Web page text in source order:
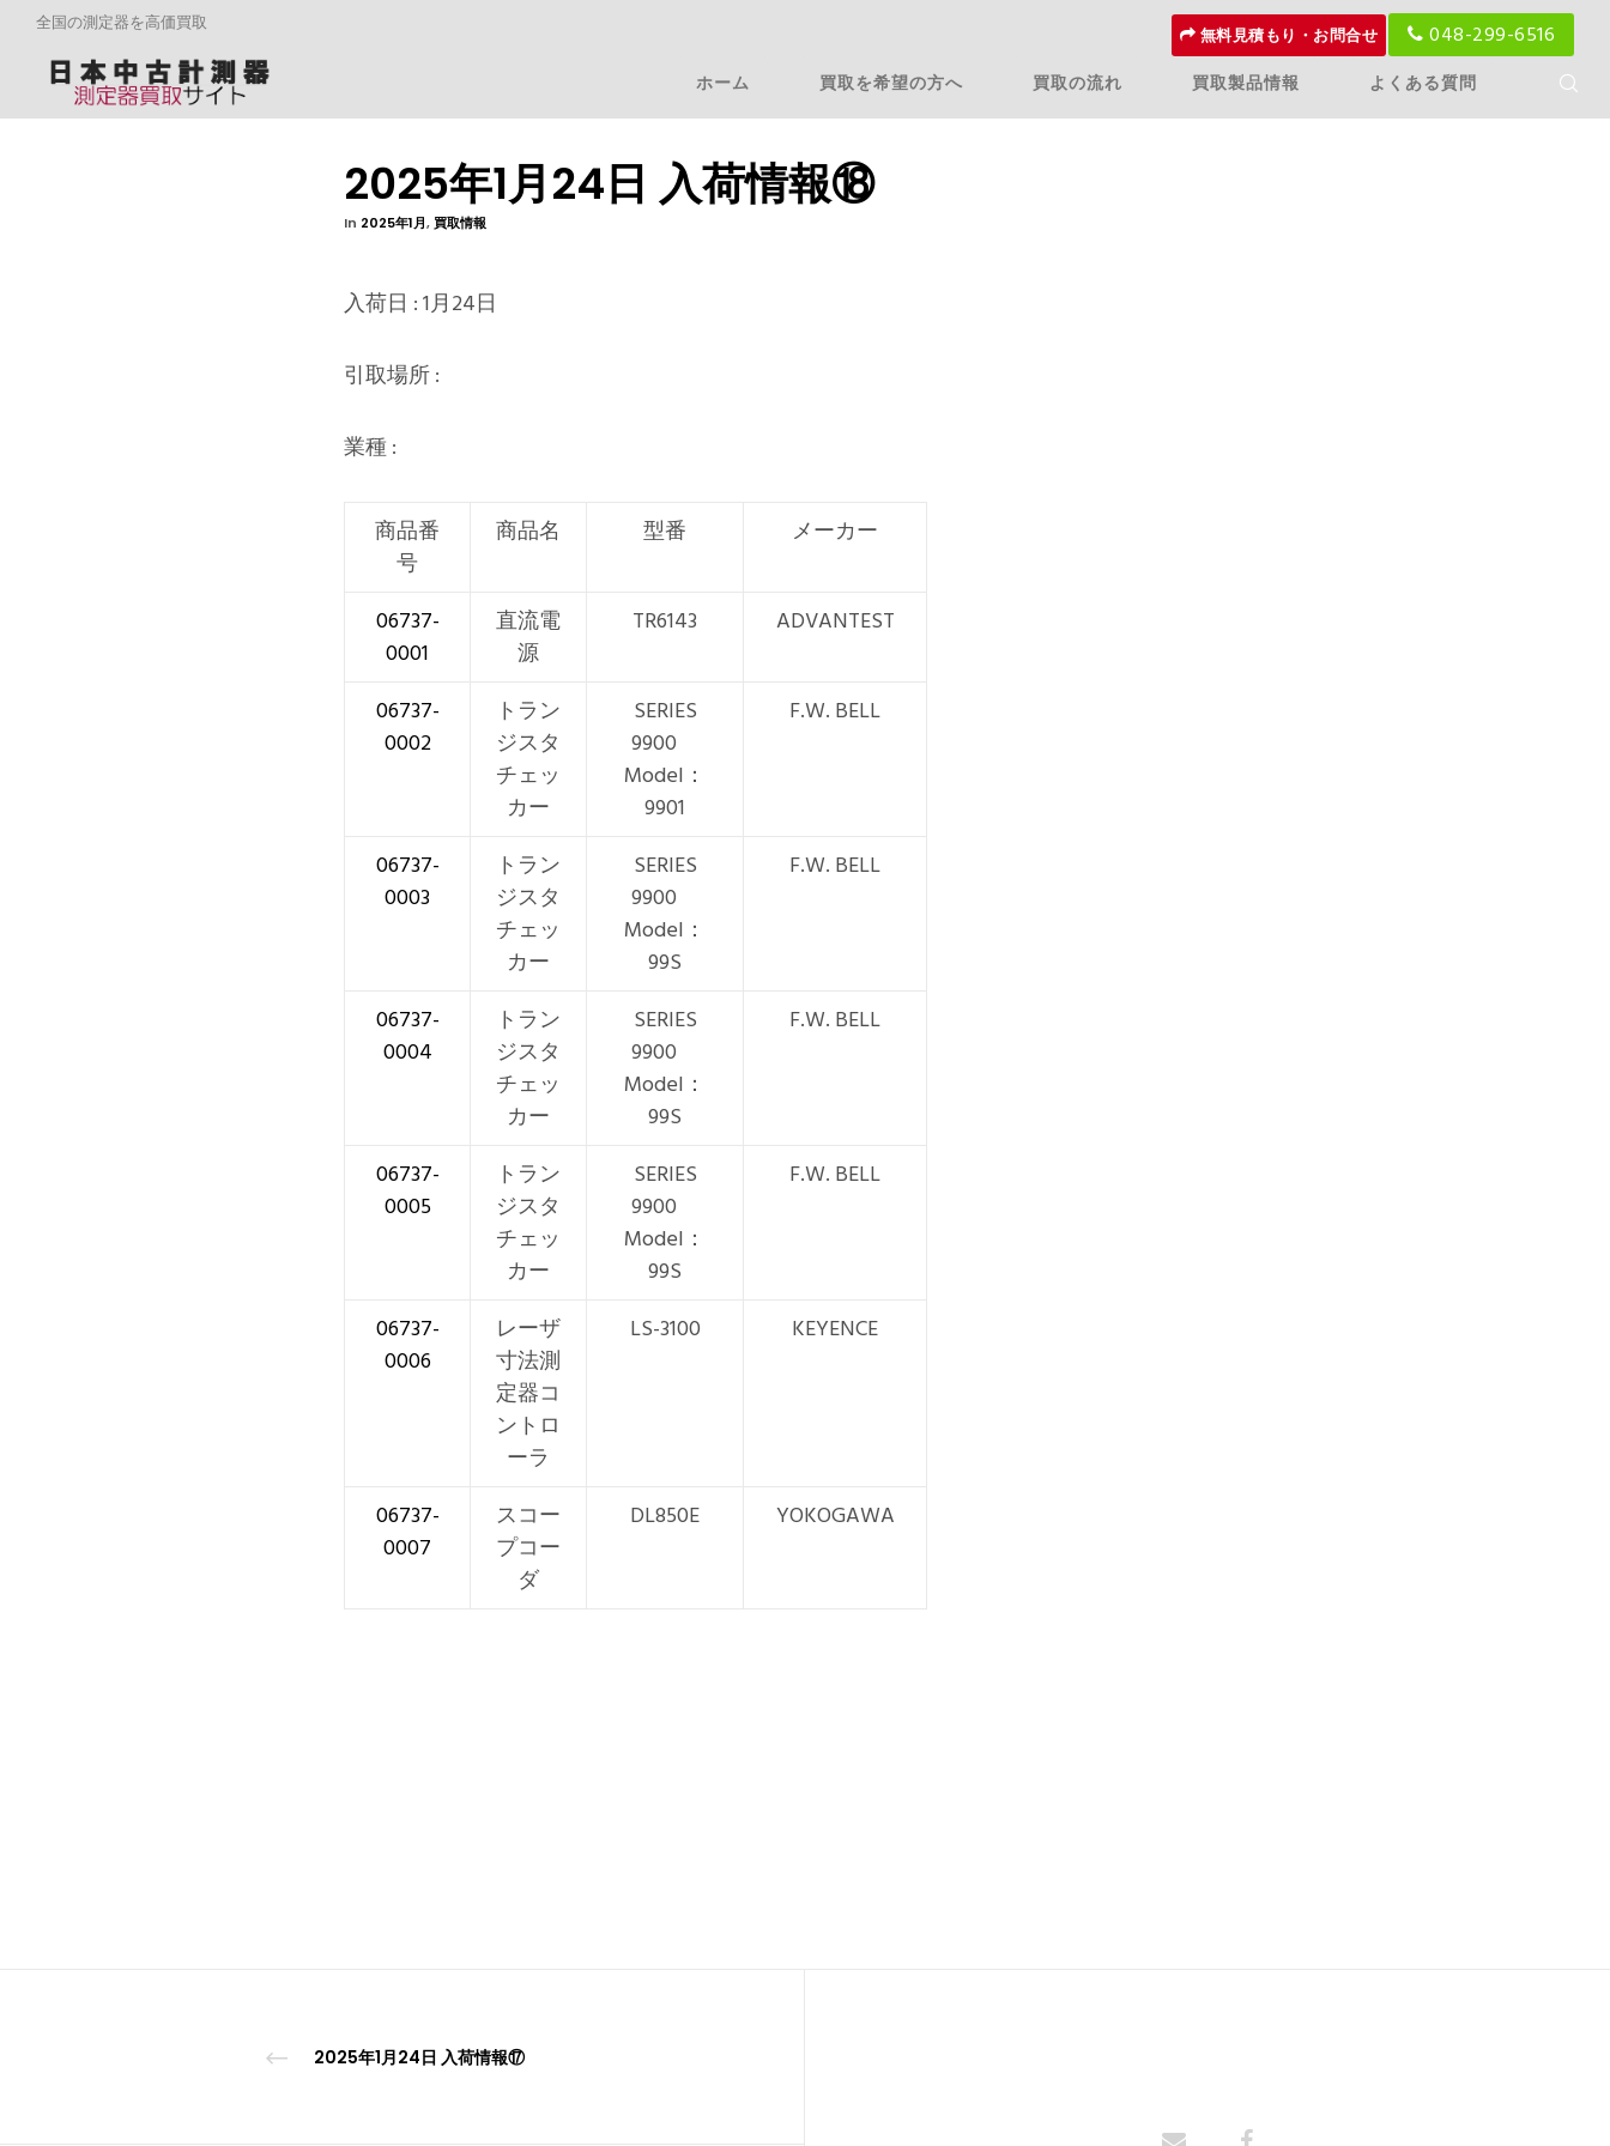
全国の測定器を高価買取 無料見積もり・お問合せ 048-299-6516
ホーム 買取を希望の方へ 買取の流れ 買取製品情報 よくある質問
2025年1月24日 入荷情報⑱
In 2025年1月, 買取情報
入荷日 : 1月24日
引取場所 :
業種 :
商品番
号
商品名 型番 メーカー
06737-
0001
直流電
源
TR6143 ADVANTEST
06737-
0002
トラン
ジスタ
チェッ
カー
SERIES
9900
Model：
9901
F.W. BELL
06737-
0003
トラン
ジスタ
チェッ
カー
SERIES
9900
Model：
99S
F.W. BELL
06737-
0004
トラン
ジスタ
チェッ
カー
SERIES
9900
Model：
99S
F.W. BELL
06737-
0005
トラン
ジスタ
チェッ
カー
SERIES
9900
Model：
99S
F.W. BELL
06737-
0006
レーザ
寸法測
定器コ
ントロ
ーラ
LS-3100 KEYENCE
06737-
0007
スコー
プコー
ダ
DL850E YOKOGAWA
2025年1月24日 入荷情報⑰